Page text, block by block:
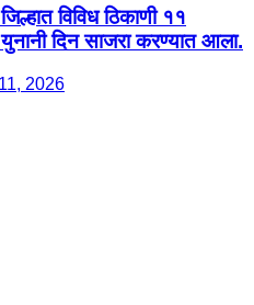
विविध ठिकाणी ११
दिन साजरा करण्यात आला.
2026